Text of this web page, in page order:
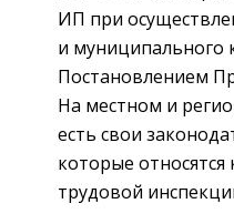
ИП при
и муниципального
Постановлением
На местном и
есть свои
которые
трудовой